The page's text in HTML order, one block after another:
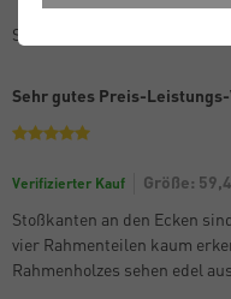
Simon
Sehr gutes Preis-
Verifizierter Kauf Größe:
Stoßkanten an den Ecken
vier Rahmenteilen kaum
Rahmenholzes sehen edel aus.